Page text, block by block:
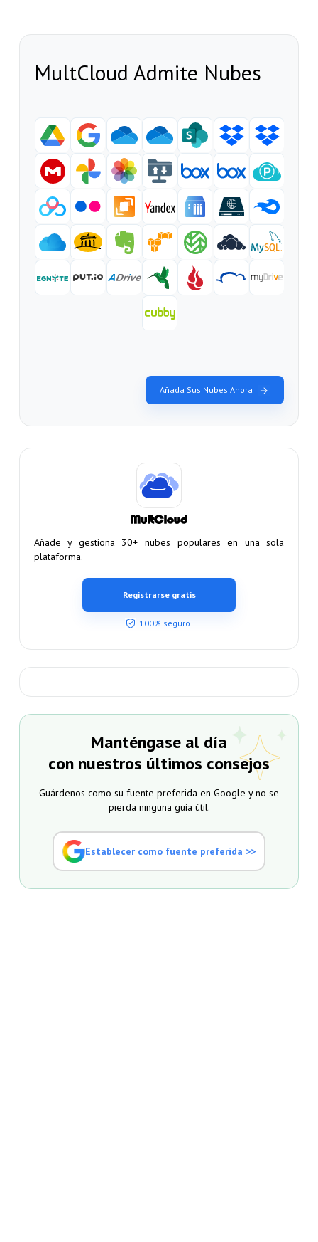
MultCloud Admite Nubes
Añada Sus Nubes Ahora
Añade y gestiona 30+ nubes populares en una sola
plataforma.
Registrarse gratis
100% seguro
Manténgase al día
con nuestros últimos consejos
Guárdenos como su fuente preferida en Google y no se
pierda ninguna guía útil.
Establecer como fuente preferida >>